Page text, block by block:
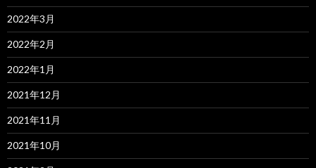
2022年3月
2022年2月
2022年1月
2021年12月
2021年11月
2021年10月